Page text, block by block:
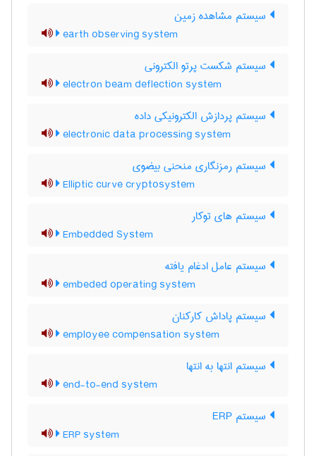
سیستم مشاهده زمین
earth observing system
سیستم شکست پرتو الکترونی
electron beam deflection system
سیستم پردازش الکترونیکی داده
electronic data processing system
سیستم رمزنگاری منحنی بیضوی
Elliptic curve cryptosystem
سیستم های توکار
Embedded System
سیستم عامل ادغام یافته
embeded operating system
سیستم پاداش کارکنان
employee compensation system
سیستم انتها به انتها
end-to-end system
سیستم ERP
ERP system